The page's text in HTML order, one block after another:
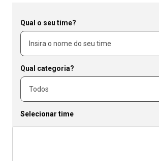
Qual o seu time?
Qual categoria?
Selecionar time